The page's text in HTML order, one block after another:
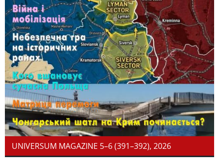
UNIVERSUM MAGAZINE 5–6 (391–392), 2026